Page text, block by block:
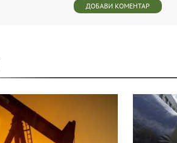
ДОБАВИ КОМЕНТАР